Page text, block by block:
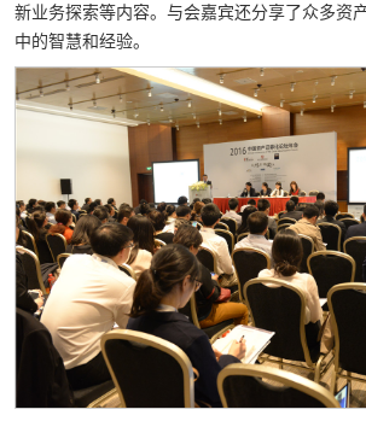
新业务探索等内容。与会嘉宾还分享了众多资
中的智慧和经验。